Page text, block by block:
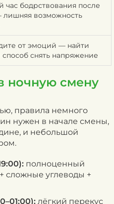
час бодрствования после
лишняя возможность
от эмоций — найти
способ снять напряжение
ночную смену
правила немного
нужен в начале смены,
и небольшой
полноценный
углеводы +
лёгкий перекус